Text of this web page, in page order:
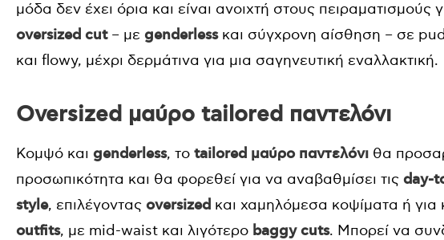
μόδα δεν έχει όρια και είναι ανοιχτή στους
oversized cut– με genderlessκαι σύγχρονη αίσθηση – σε
και flowy, μέχρι δερμάτινα για μια σαγηνευτική εναλλακτική.
Oversized μαύρο tailored παντελόνι
Κομψό και genderless, το tailored μαύρο παντελόνι θα
προσωπικότητα και θα φορεθεί για να αναβαθμίσει τις day-
style, επιλέγοντας oversized και χαμηλόμεσα κοψίματα ή για
outfits, με mid-waist και λιγότερο baggy cuts. Μπορεί να